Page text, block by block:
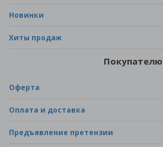
Новинки
Хиты продаж
Покупателю
Оферта
Оплата и доставка
Предъявление претензии